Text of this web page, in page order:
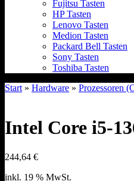
Fujitsu Tasten
HP Tasten
Lenovo Tasten
Medion Tasten
Packard Bell Tasten
Sony Tasten
Toshiba Tasten
Start » Hardware » Prozessoren
Intel Core i5-
244,64 €
inkl. 19 % MwSt.